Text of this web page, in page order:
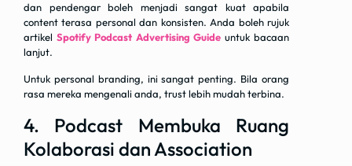
dan pendengar boleh menjadi sangat kuat apabila
content terasa personal dan konsisten. Anda boleh rujuk
artikelSpotify Podcast Advertising Guideuntuk bacaan
lanjut.
Untuk personal branding, ini sangat penting. Bila orang
rasa mereka mengenali anda, trust lebih mudah terbina.
4. Podcast Membuka Ruang
Kolaborasi dan Association